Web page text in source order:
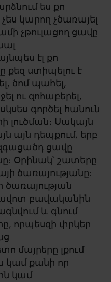
ես քո
կարող չծառայել
չթուլացող ցավը
էլ քո
ստիպելու է
ծոմ պահել,
ու զոհաբերել,
գործել հանուն
լուծման։ Սակայն
այն դեպքում, երբ
ցավը
Օրինակ՝ շատերը
ծառայությանը։
բավականին
և գնում
որպեսզի փրկեր
մայրերը լքում
կամ քանի որ
կամ